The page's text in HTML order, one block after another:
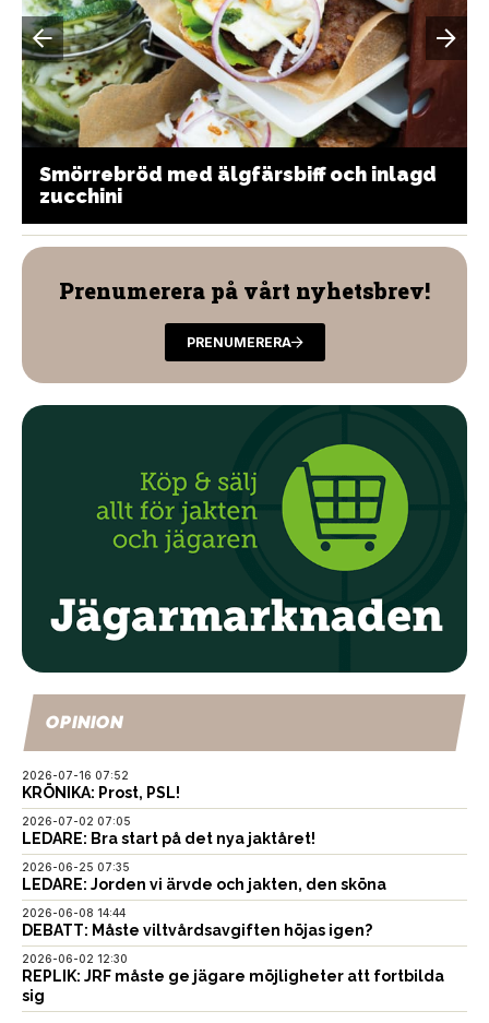
Smörrebröd med älgfärsbiff och inlagd
zucchini
Prenumerera på vårt nyhetsbrev!
PRENUMERERA
OPINION
2026-07-16 07:52
KRÖNIKA: Prost, PSL!
2026-07-02 07:05
LEDARE: Bra start på det nya jaktåret!
2026-06-25 07:35
LEDARE: Jorden vi ärvde och jakten, den sköna
2026-06-08 14:44
DEBATT: Måste viltvårdsavgiften höjas igen?
2026-06-02 12:30
REPLIK: JRF måste ge jägare möjligheter att fortbilda
sig